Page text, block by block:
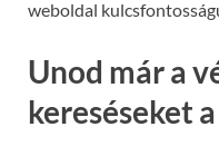
weboldal
Unod már a
kereséseket